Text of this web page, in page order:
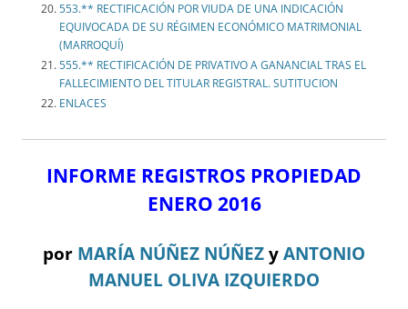
553.** RECTIFICACIÓN POR VIUDA DE UNA INDICACIÓN
EQUIVOCADA DE SU RÉGIMEN ECONÓMICO MATRIMONIAL
(MARROQUÍ)
555.** RECTIFICACIÓN DE PRIVATIVO A GANANCIAL TRAS EL
FALLECIMIENTO DEL TITULAR REGISTRAL. SUTITUCION
ENLACES
INFORME REGISTROS PROPIEDAD
ENERO 2016
por MARÍA NÚÑEZ NÚÑEZ y ANTONIO
MANUEL OLIVA IZQUIERDO